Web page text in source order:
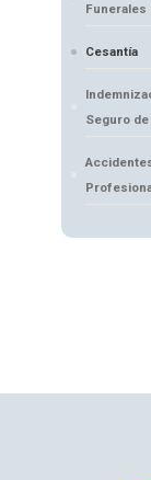
Cesantía
Seguro de